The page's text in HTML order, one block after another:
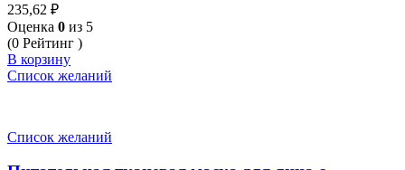
235,62 ₽
Оценка 0 из 5
(0 Рейтинг )
В корзину
Список желаний
Список желаний